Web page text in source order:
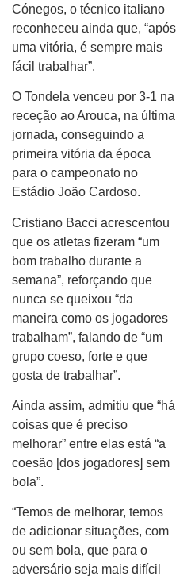
Cónegos, o técnico italiano
reconheceu ainda que, “após
uma vitória, é sempre mais
fácil trabalhar”.
O Tondela venceu por 3-1 na
receção ao Arouca, na última
jornada, conseguindo a
primeira vitória da época
para o campeonato no
Estádio João Cardoso.
Cristiano Bacci acrescentou
que os atletas fizeram “um
bom trabalho durante a
semana”, reforçando que
nunca se queixou “da
maneira como os jogadores
trabalham”, falando de “um
grupo coeso, forte e que
gosta de trabalhar”.
Ainda assim, admitiu que “há
coisas que é preciso
melhorar” entre elas está “a
coesão [dos jogadores] sem
bola”.
“Temos de melhorar, temos
de adicionar situações, com
ou sem bola, que para o
adversário seja mais difícil